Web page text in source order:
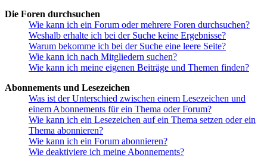
Die Foren durchsuchen
Wie kann ich ein Forum oder mehrere Foren durchsuchen?
Weshalb erhalte ich bei der Suche keine Ergebnisse?
Warum bekomme ich bei der Suche eine leere Seite?
Wie kann ich nach Mitgliedern suchen?
Wie kann ich meine eigenen Beiträge und Themen finden?
Abonnements und Lesezeichen
Was ist der Unterschied zwischen einem Lesezeichen und
einem Abonnements für ein Thema oder Forum?
Wie kann ich ein Lesezeichen auf ein Thema setzen oder ein
Thema abonnieren?
Wie kann ich ein Forum abonnieren?
Wie deaktiviere ich meine Abonnements?